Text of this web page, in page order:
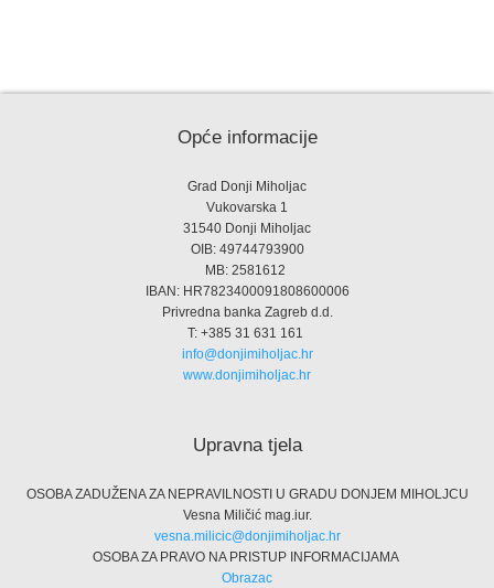
Opće informacije
Grad Donji Miholjac
Vukovarska 1
31540 Donji Miholjac
OIB: 49744793900
MB: 2581612
IBAN: HR7823400091808600006
Privredna banka Zagreb d.d.
T: +385 31 631 161
info@donjimiholjac.hr
www.donjimiholjac.hr
Upravna tjela
OSOBA ZADUŽENA ZA NEPRAVILNOSTI U GRADU DONJEM MIHOLJCU
Vesna Miličić mag.iur.
vesna.milicic@donjimiholjac.hr
OSOBA ZA PRAVO NA PRISTUP INFORMACIJAMA
Obrazac